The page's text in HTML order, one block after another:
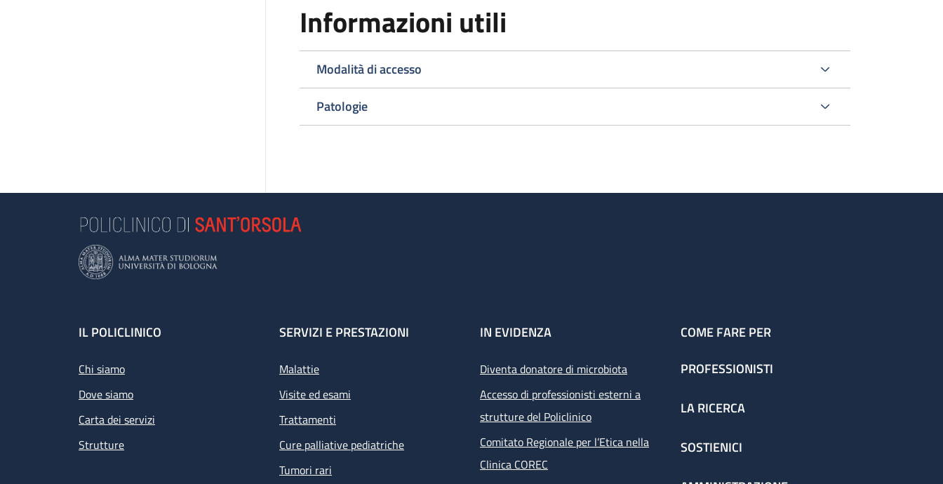
Informazioni utili
Modalità di accesso
Patologie
Footer
IL POLICLINICO
Chi siamo
Dove siamo
Carta dei servizi
Strutture
SERVIZI E PRESTAZIONI
Malattie
Visite ed esami
Trattamenti
Cure palliative pediatriche
Tumori rari
IN EVIDENZA
Diventa donatore di microbiota
Accesso di professionisti esterni a
strutture del Policlinico
Comitato Regionale per l’Etica nella
Clinica COREC
COME FARE PER
PROFESSIONISTI
LA RICERCA
SOSTIENICI